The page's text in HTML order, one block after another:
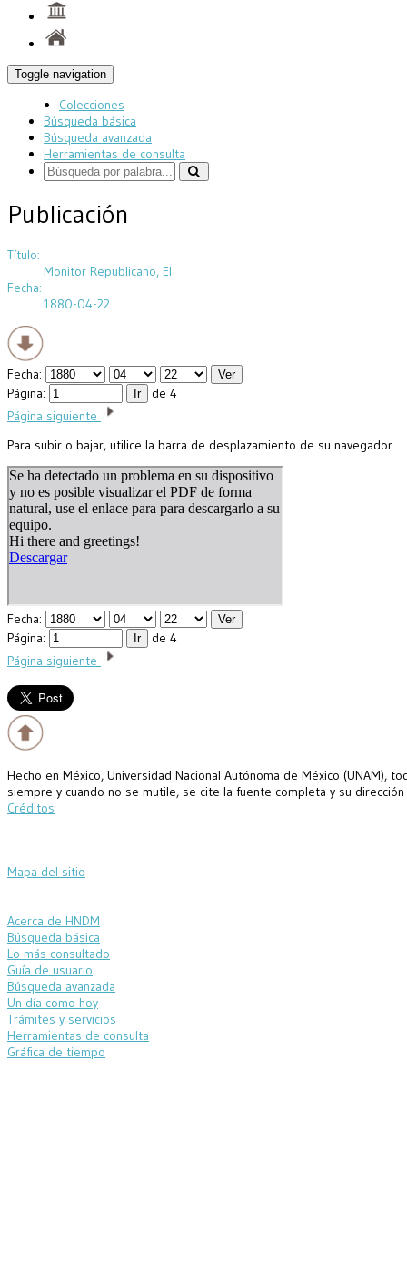
Toggle navigation
Colecciones
Búsqueda básica
Búsqueda avanzada
Herramientas de consulta
Publicación
Título:
Monitor Republicano, El
Fecha:
1880-04-22
Fecha:
Página:
de 4
Página siguiente
Para subir o bajar, utilice la barra de desplazamiento de su navegador.
Fecha:
Página:
de 4
Página siguiente
Hecho en México, Universidad Nacional Autónoma de México
siempre y cuando no se mutile, se cite la fuente completa y su
Créditos
Mapa del sitio
Acerca de HNDM
Búsqueda básica
Lo más consultado
Guía de usuario
Búsqueda avanzada
Un día como hoy
Trámites y servicios
Herramientas de consulta
Gráfica de tiempo